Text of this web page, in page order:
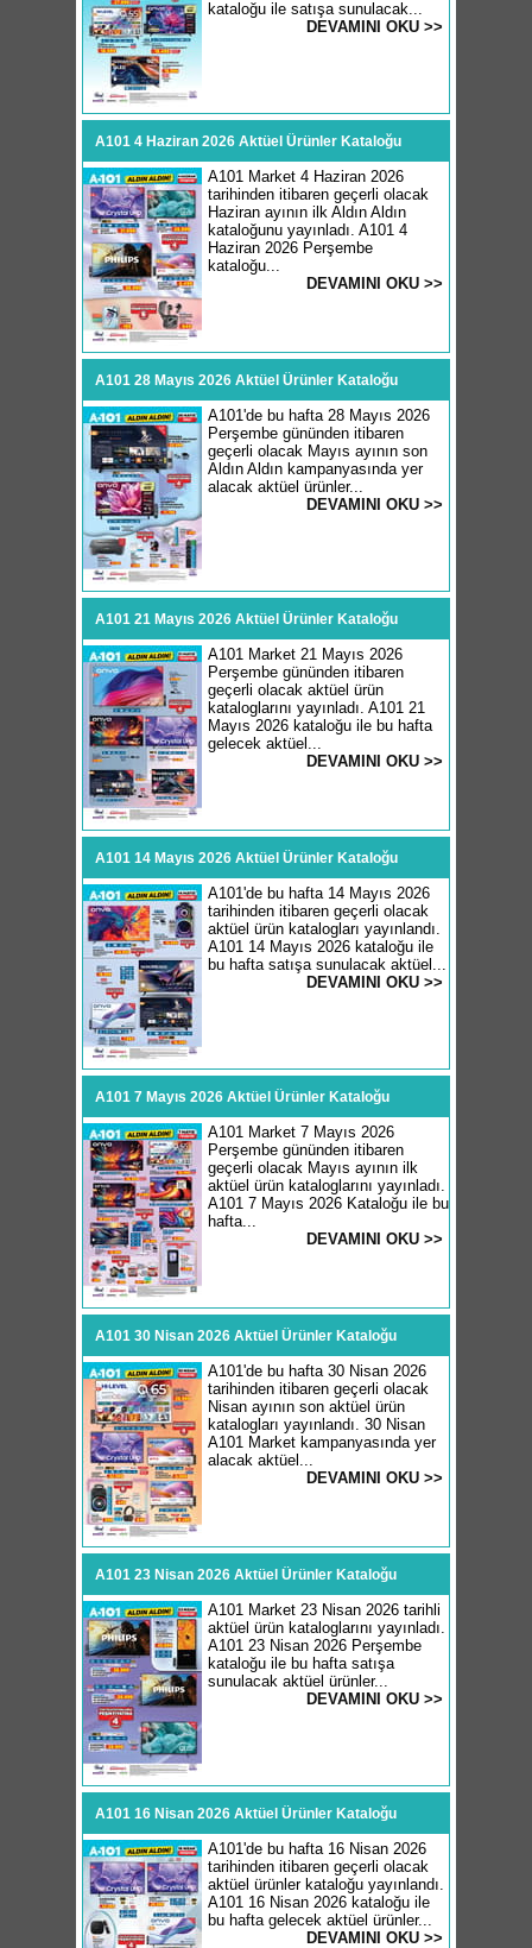
kataloğu ile satışa sunulacak...
DEVAMINI OKU >>
A101 4 Haziran 2026 Aktüel Ürünler Kataloğu
A101 Market 4 Haziran 2026
tarihinden itibaren geçerli olacak
Haziran ayının ilk Aldın Aldın
kataloğunu yayınladı. A101 4
Haziran 2026 Perşembe
kataloğu...
DEVAMINI OKU >>
A101 28 Mayıs 2026 Aktüel Ürünler Kataloğu
A101'de bu hafta 28 Mayıs 2026
Perşembe gününden itibaren
geçerli olacak Mayıs ayının son
Aldın Aldın kampanyasında yer
alacak aktüel ürünler...
DEVAMINI OKU >>
A101 21 Mayıs 2026 Aktüel Ürünler Kataloğu
A101 Market 21 Mayıs 2026
Perşembe gününden itibaren
geçerli olacak aktüel ürün
kataloglarını yayınladı. A101 21
Mayıs 2026 kataloğu ile bu hafta
gelecek aktüel...
DEVAMINI OKU >>
A101 14 Mayıs 2026 Aktüel Ürünler Kataloğu
A101'de bu hafta 14 Mayıs 2026
tarihinden itibaren geçerli olacak
aktüel ürün katalogları yayınlandı.
A101 14 Mayıs 2026 kataloğu ile
bu hafta satışa sunulacak aktüel...
DEVAMINI OKU >>
A101 7 Mayıs 2026 Aktüel Ürünler Kataloğu
A101 Market 7 Mayıs 2026
Perşembe gününden itibaren
geçerli olacak Mayıs ayının ilk
aktüel ürün kataloglarını yayınladı.
A101 7 Mayıs 2026 Kataloğu ile bu
hafta...
DEVAMINI OKU >>
A101 30 Nisan 2026 Aktüel Ürünler Kataloğu
A101'de bu hafta 30 Nisan 2026
tarihinden itibaren geçerli olacak
Nisan ayının son aktüel ürün
katalogları yayınlandı. 30 Nisan
A101 Market kampanyasında yer
alacak aktüel...
DEVAMINI OKU >>
A101 23 Nisan 2026 Aktüel Ürünler Kataloğu
A101 Market 23 Nisan 2026 tarihli
aktüel ürün kataloglarını yayınladı.
A101 23 Nisan 2026 Perşembe
kataloğu ile bu hafta satışa
sunulacak aktüel ürünler...
DEVAMINI OKU >>
A101 16 Nisan 2026 Aktüel Ürünler Kataloğu
A101'de bu hafta 16 Nisan 2026
tarihinden itibaren geçerli olacak
aktüel ürünler kataloğu yayınlandı.
A101 16 Nisan 2026 kataloğu ile
bu hafta gelecek aktüel ürünler...
DEVAMINI OKU >>